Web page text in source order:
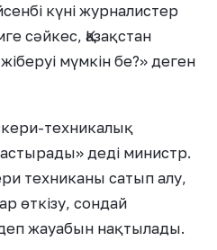
күні журналистер
сәйкес, Қазақстан
мүмкін бе?» деген
техникалық
деді министр.
техниканы сатып алу,
өткізу, сондай
жауабын нақтылады.